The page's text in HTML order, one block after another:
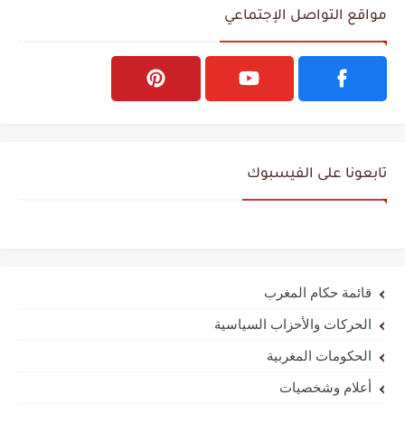
مواقع التواصل الإجتماعي
تابعونا على الفيسبوك
قائمة حكام المغرب
الحركات والأحزاب السياسية
الحكومات المغربية
أعلام وشخصيات